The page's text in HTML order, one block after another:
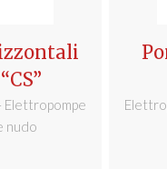
Elettropompe
nudo